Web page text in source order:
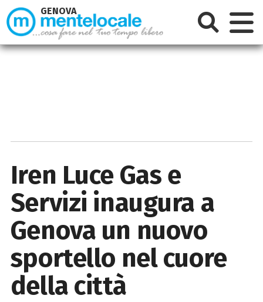
Iren Luce Gas e
Servizi inaugura a
Genova un nuovo
sportello nel cuore
della città
GENOVA